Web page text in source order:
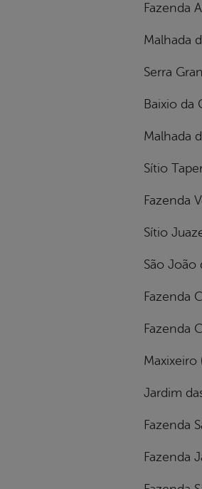
Fazenda
Malhada
Serra
Baixio da
Malhada
Sítio
Fazenda
Sítio
São João
Fazenda
Fazenda
Maxixeiro
Jardim
Fazenda
Fazenda